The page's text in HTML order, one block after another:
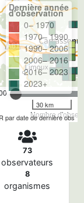
Nombre
Dernière année
d'observation
0– 1970
1970– 1990
1990– 2006
2006– 2016
2016– 2023
2023+
30 km
par date de dernière obs
73
observateurs
8
organismes